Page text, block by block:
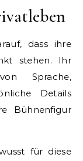
dass ihre
stehen. Ihr
Sprache,
Details
Bühnenfigur
für diese